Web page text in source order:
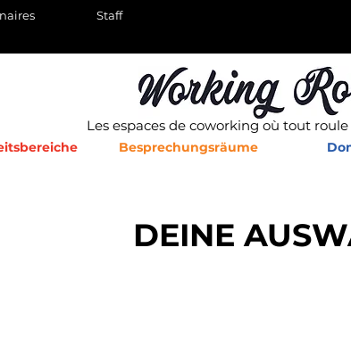
Staff
Les espaces de coworking où tout roule
Besprechungsräume
DEINE